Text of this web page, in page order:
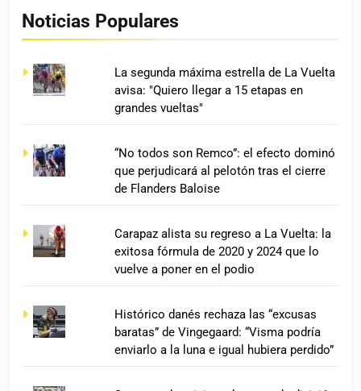
Noticias Populares
La segunda máxima estrella de La Vuelta
avisa: "Quiero llegar a 15 etapas en
grandes vueltas"
“No todos son Remco”: el efecto dominó
que perjudicará al pelotón tras el cierre
de Flanders Baloise
Carapaz alista su regreso a La Vuelta: la
exitosa fórmula de 2020 y 2024 que lo
vuelve a poner en el podio
Histórico danés rechaza las “excusas
baratas” de Vingegaard: “Visma podría
enviarlo a la luna e igual hubiera perdido”